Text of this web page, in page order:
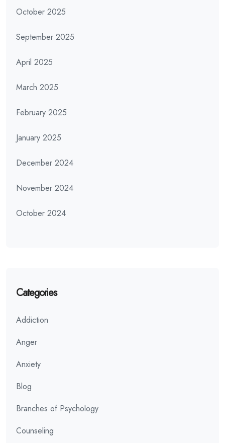
October 2025
September 2025
April 2025
March 2025
February 2025
January 2025
December 2024
November 2024
October 2024
Categories
Addiction
Anger
Anxiety
Blog
Branches of Psychology
Counseling